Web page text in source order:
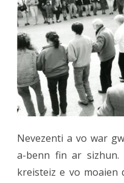
Nevezenti a vo war
a-benn fin ar
kreisteiz e vo